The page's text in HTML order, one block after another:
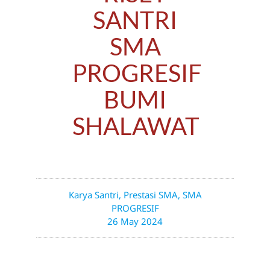
SANTRI
SMA
PROGRESIF
BUMI
SHALAWAT
Karya Santri, Prestasi SMA, SMA
PROGRESIF
26 May 2024